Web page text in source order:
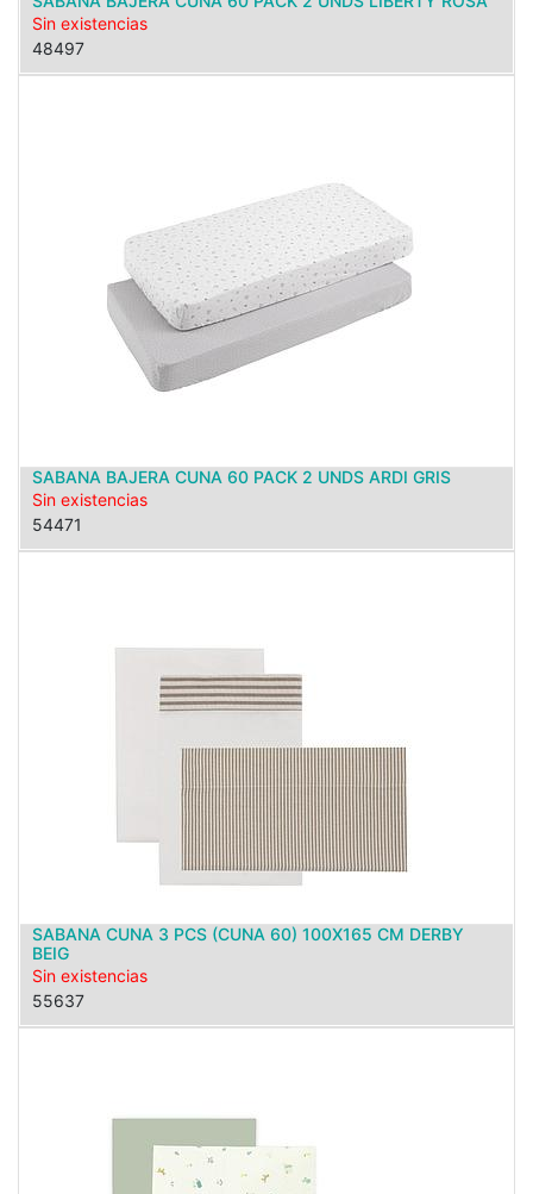
Sin existencias
48497
SABANA BAJERA CUNA 60 PACK 2 UNDS ARDI GRIS
Sin existencias
54471
SABANA CUNA 3 PCS (CUNA 60) 100X165 CM DERBY
BEIG
Sin existencias
55637